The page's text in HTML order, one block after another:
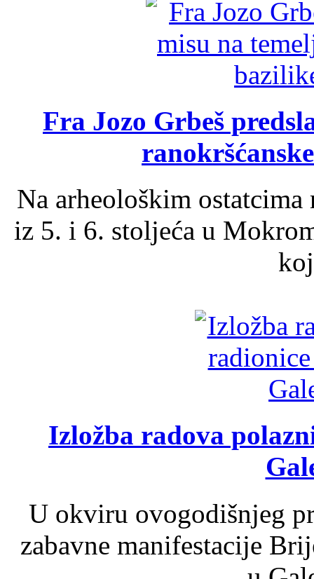
Fra Jozo Grbeš
Na arheološkim
iz 5. i 6. stoljeća u
Izložba radova
U okviru ovogodišnjeg
zabavne manifestacije